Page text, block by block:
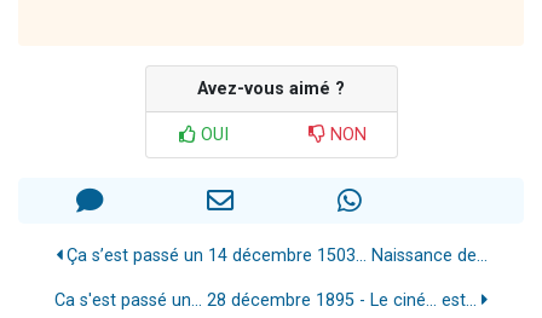
Avez-vous aimé ?
OUI NON
Ça s’est passé un 14 décembre 1503… Naissance de...
Ca s'est passé un... 28 décembre 1895 - Le ciné... est...